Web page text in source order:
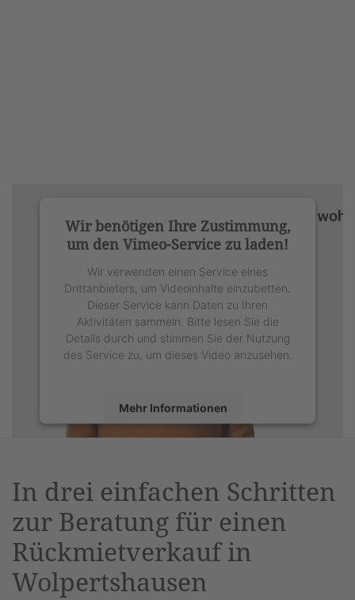
Wir benötigen Ihre Zustimmung,
um den Vimeo-Service zu laden!
Wir verwenden einen Service eines
Drittanbieters, um Videoinhalte einzubetten.
Dieser Service kann Daten zu Ihren
Aktivitäten sammeln. Bitte lesen Sie die
Details durch und stimmen Sie der Nutzung
des Service zu, um dieses Video anzusehen.
Mehr Informationen
Management Platform&eRecht24
In drei einfachen Schritten
zur Beratung für einen
Rückmietverkauf in
Wolpertshausen